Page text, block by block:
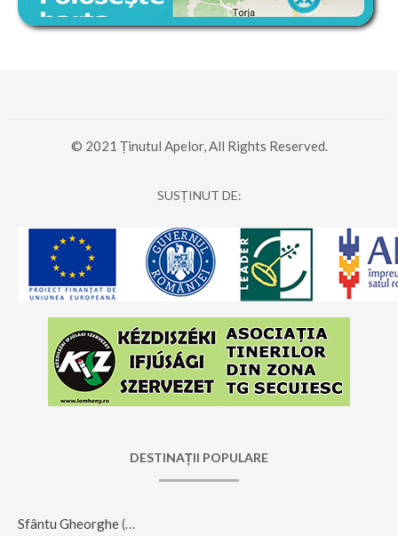
© 2021 Ținutul Apelor, All Rights Reserved.
SUSȚINUT DE:
DESTINAȚII POPULARE
Sfântu Gheorghe(123)